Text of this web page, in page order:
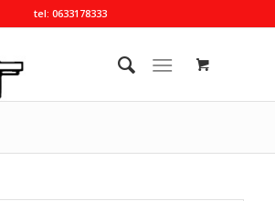
tel: 0633178333